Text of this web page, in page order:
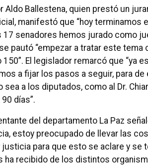
Aldo Ballestena, quien prestó un
manifestó que “hoy
17 senadores hemos jurado como
pautó “empezar a tratar este
150”. El legislador remarcó que “ya
a fijar los pasos a seguir, para
sea a los diputados, como al Dr.
días”.
del departamento La Paz
estoy preocupado de llevar las
justicia para que esto se aclare y se
ha recibido de los distintos